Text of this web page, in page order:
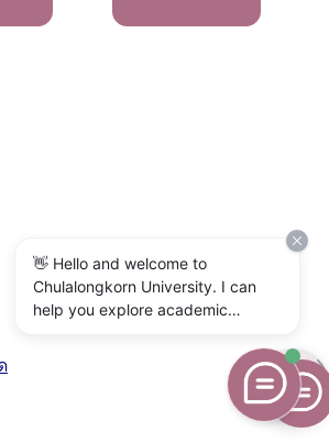
👋 Hello and welcome to
Chulalongkorn University. I can
help you explore academic